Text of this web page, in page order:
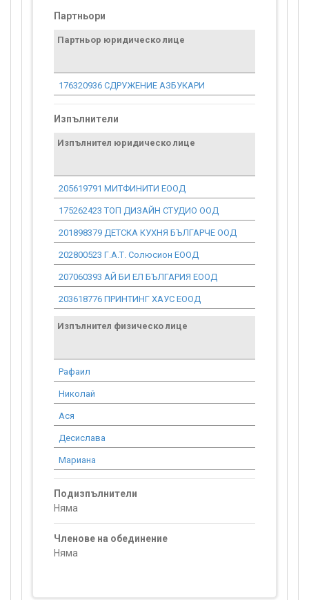
Партньори
Партньор юридическо лице
176320936 СДРУЖЕНИЕ АЗБУКАРИ
Изпълнители
Изпълнител юридическо лице
205619791 МИТФИНИТИ ЕООД
175262423 ТОП ДИЗАЙН СТУДИО ООД
201898379 ДЕТСКА КУХНЯ БЪЛГАРЧЕ ООД
202800523 Г.А.Т. Солюсион ЕООД
207060393 АЙ БИ ЕЛ БЪЛГАРИЯ ЕООД
203618776 ПРИНТИНГ ХАУС ЕООД
Изпълнител физическо лице
Рафаил
Николай
Ася
Десислава
Мариана
Подизпълнители
Няма
Членове на обединение
Няма